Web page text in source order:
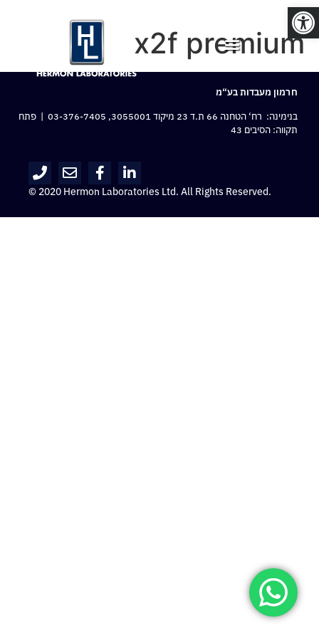
פתח סרגל נגישות
x2f premium
חרמון מעבדות בע“מ
בנימינה: רח‘ הטחנה 66 ת.ד 23 מיקוד 3055001,
03-376-7405 | פתח
תקווה: הסיבים 43
© 2020 Hermon Laboratories Ltd. All Rights Reserved.